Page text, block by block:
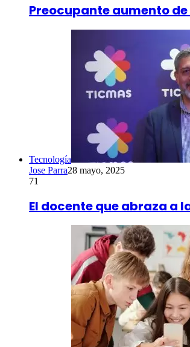
Preocupante aumento
Tecnología
Jose Parra28 mayo, 2025
71
El docente que abraza a